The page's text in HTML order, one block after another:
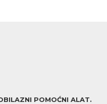
POMOĆNI ALAT.